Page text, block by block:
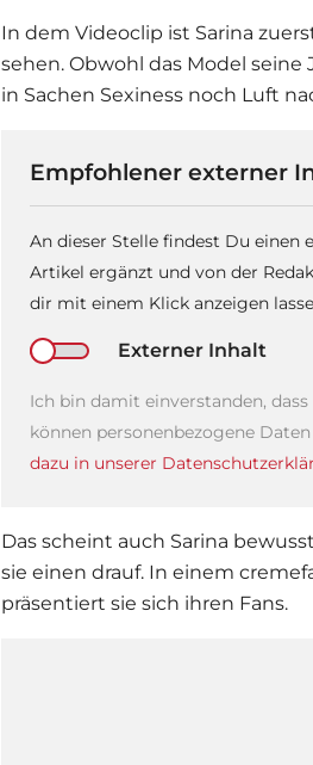
In dem Videoclip ist Sarina
sehen. Obwohl das Model
in Sachen Sexiness noch Luft
Empfohlener externer
An dieser Stelle findest Du einen
Artikel ergänzt und von der
dir mit einem Klick anzeigen
Externer Inhalt
Ich bin damit einverstanden,
können personenbezogene
dazu in unserer
Das scheint auch Sarina
sie einen drauf. In einem
präsentiert sie sich ihren Fans.